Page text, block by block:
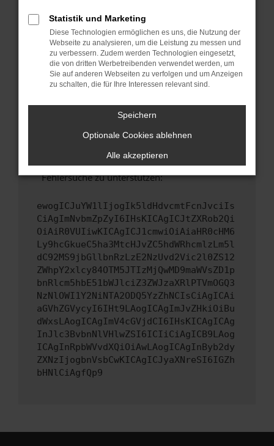
Betriebssystem auf dem neuesten Stand
sind.
Veraltete Software birgt nicht nur ein
Sicherheitsrisiko, sondern kann auch dazu
führen, dass bestimmte Funktionen nicht mehr
unterstützt werden.
Wende dich an den Webseitenbetreiber.
Wenn du alle oben genannten Schritte versucht
hast, kontaktiere uns bitte. Wir werden
versuchen, das Problem zu beheben. Du kannst
uns diesen Text schicken, um uns bei der
Fehlersuche zu unterstützen:
ewogICJuYW1lIjogIk5ldHdvcmtFcnJvciIs
CiAgImNvbmZpZyI6IHsKICAgICJtZXRob2Qi
OiAiR0VUIiwKICAgICJ1cmwiOiAiaHR0cHM6
Ly9hcGkueC5ha3MtcHJvZC5hdWRhcmlzLm5l
dC92MS9jbGllbnRzLzE2NzUvd2Vic2l0ZS12
ZWhpY2xlcy84OTM5JTIzMjQwMD9maWVsZD1p
bnRlcm5hbE51bWJlciZ3ZWJzaXRlPTVmOGQ3
NzNlOWI1Y2NiNTA2ODQ5YzZhNCIsCiAgICAi
aGVhZGVycyI6IHt9LAogICAgImJvZHkiOiBu
dWxsLAogICAgImV4cGVjdCI6IHsKICAgICAg
InJlc3BvbnNlVHlwZSI6ICIiCiAgICB9LAog
ICAgInRpbWVvdXQiOiAwLAogICAgInByb2dy
ZXNzIjogbnVsbCwKICAgICJyaXNreSI6IGZh
bHNlCiAgfQp9
Statistik und Marketing
Diese Technologien ermöglichen es uns, die Nutzung der
Webseite zu analysieren, um die Leistung zu messen und
zu verbessern. Zudem werden Technologien eingesetzt,
die von dritten Werbetreibenden verwendet werden, um
Sie auf anderen Webseiten zu verfolgen und um Anzeigen
zu schalten, die für Ihre Interessen relevant sind.
Speichern
Optionale Cookies ablehnen
Alle akzeptieren